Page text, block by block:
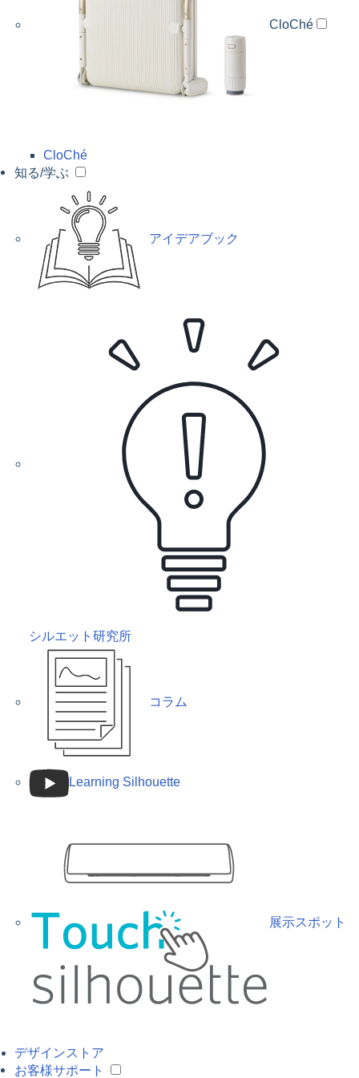
CloChé
CloChé
知る/学ぶ
アイデアブック
シルエット研究所
コラム
Learning Silhouette
展示スポット
デザインストア
お客様サポート